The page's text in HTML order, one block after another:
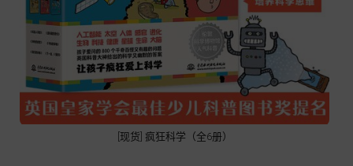
[现货] 疯狂科学（全6册）